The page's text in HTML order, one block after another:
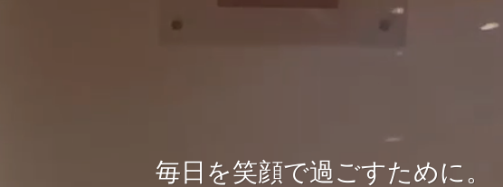
毎日を笑顔で過ごすために。